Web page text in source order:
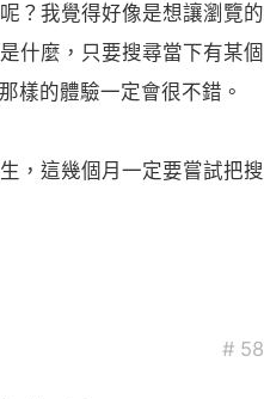
？我覺得好像是想讓瀏覽的
什麼，只要搜尋當下有某個
樣的體驗一定會很不錯。
，這幾個月一定要嘗試把搜
# 58